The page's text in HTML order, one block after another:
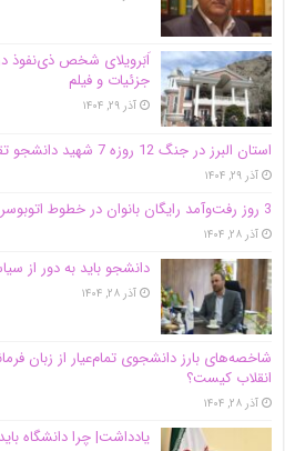
اَبَر‌ویلای شخص ذی‌نفوذ
جزئیات و فیلم
آذر ۲۹, ۱۴۰۴
استان البرز در جنگ 12 روزه 7 شهید دانشجو تقدیم انقلاب کرد
آذر ۲۹, ۱۴۰۴
3 روز رفت‌وآمد رایگان بانوان در خطوط اتوبوسرانی شهری کرج
آذر ۲۸, ۱۴۰۴
دانشجو باید به دور از
آذر ۲۸, ۱۴۰۴
شاخصه‌های بارز دانشجوی تمام‌عیار از زبان
انقلاب کیست؟
آذر ۲۸, ۱۴۰۴
یادداشت| چرا دانشگاه